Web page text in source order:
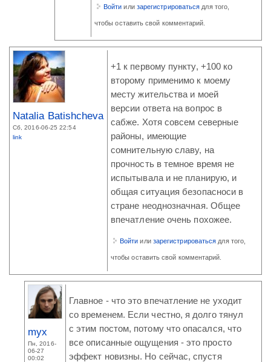
Войти или зарегистрироваться для того,
чтобы оставить свой комментарий.
Natalia Batishcheva
Сб, 2016-06-25 22:54
link
+1 к первому пункту, +100 ко
второму применимо к моему
месту жительства и моей
версии ответа на вопрос в
сабже. Хотя совсем северные
районы, имеющие
сомнительную славу, на
прочность в темное время не
испытывала и не планирую, и
общая ситуация безопасноси в
стране неоднозначная. Общее
впечатление очень похожее.
Войти или зарегистрироваться для того,
чтобы оставить свой комментарий.
myx
Пн, 2016-
06-27
00:02
Главное - что это впечатление не уходит
со временем. Если честно, я долго тянул
с этим постом, потому что опасался, что
все описанные ощущения - это просто
эффект новизны. Но сейчас, спустя